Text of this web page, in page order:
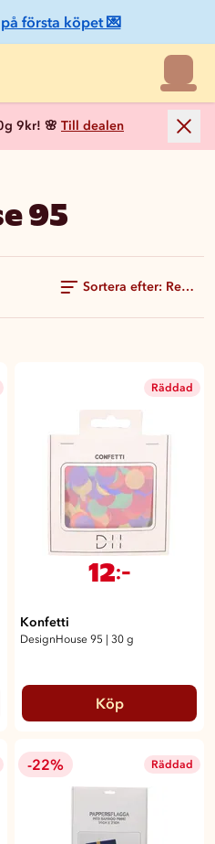
första köpet 💌
9kr! 🌸 Till dealen
95
Sortera efter:
Räddad
12:-
Konfetti
DesignHouse 95 30 g
Köp
-22% Räddad